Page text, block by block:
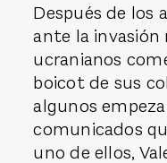
Después de los
ante la invasión
ucranianos
boicot de sus
algunos
comunicados
uno de ellos,